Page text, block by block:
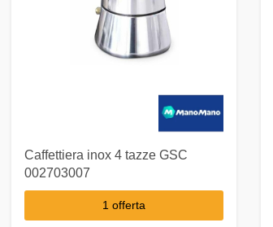
Caffettiera inox 4 tazze GSC
002703007
1 offerta